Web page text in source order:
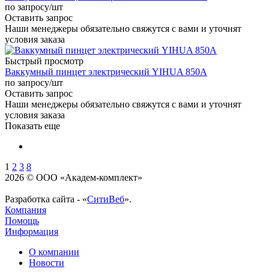
по запросу/шт
Оставить запрос
Наши менеджеры обязательно свяжутся с вами и уточнят
условия заказа
Быстрый просмотр
Ваккумный пинцет электрический YIHUA 850A
по запросу/шт
Оставить запрос
Наши менеджеры обязательно свяжутся с вами и уточнят
условия заказа
Показать еще
1 2 3 8
2026 © ООО «Академ-комплект»
Разработка сайта - «СитиВеб».
Компания
Помощь
Информация
О компании
Новости